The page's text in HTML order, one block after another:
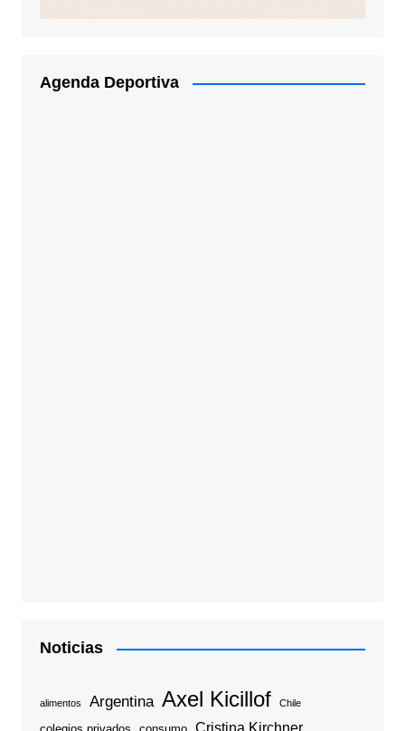
Agenda Deportiva
Noticias
alimentos Argentina Axel Kicillof Chile